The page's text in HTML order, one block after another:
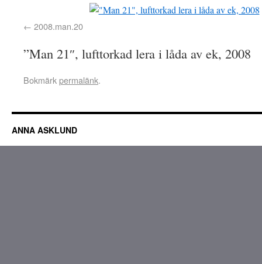
2008.man.20
”Man 21″, lufttorkad lera i låda av ek, 2008
Bokmärkpermalänk.
ANNA ASKLUND